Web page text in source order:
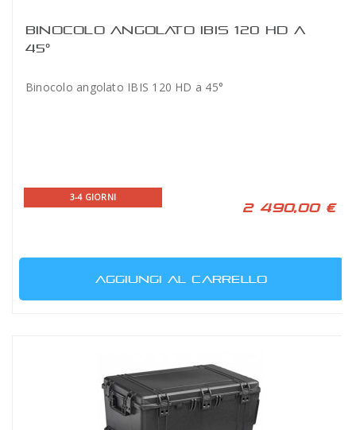
BINOCOLO ANGOLATO IBIS 120 HD A
45°
Binocolo angolato IBIS 120 HD a 45°
3-4 GIORNI
2 490,00 €
AGGIUNGI AL CARRELLO